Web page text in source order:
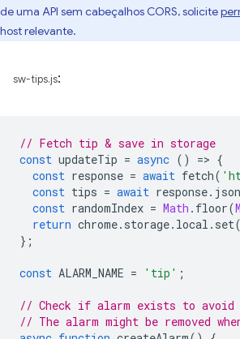
de uma API sem cabeçalhos CORS, solicite
host relevante.
sw-tips.js:
// Fetch tip & save in storage
const updateTip = async () => {
const response = await fetch(
const tips = await response. json
const randomIndex = Math . floor(
return chrome. storage. local . set
};
const ALARM_NAME = 'tip' ;
// Check if alarm exists to
// The alarm might be removed